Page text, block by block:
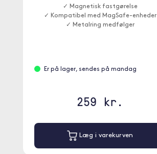
✓ Magnetisk fastgørelse
✓ Kompatibel med MagSafe-enheder
✓ Metalring medfølger
Er på lager, sendes på mandag
259 kr.
Læg i varekurven